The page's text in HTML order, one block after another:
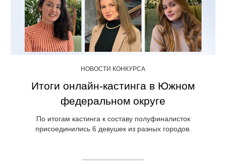
НОВОСТИ КОНКУРСА
Итоги онлайн-кастинга в Южном
федеральном округе
По итогам кастинга к составу полуфиналисток
присоединились 6 девушек из разных городов.